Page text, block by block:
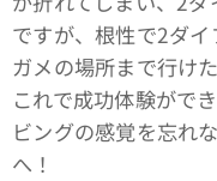
ですが、根性で2ダ
ガメの場所まで行け
これで成功体験がで
ビングの感覚を忘れ
へ！